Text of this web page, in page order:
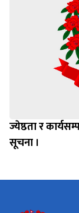
ज्येष्ठता र
सूचना ।